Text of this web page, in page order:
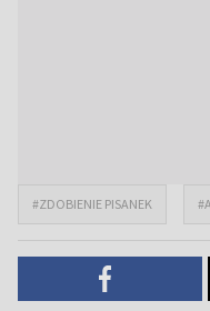
#ZDOBIENIE PISANEK